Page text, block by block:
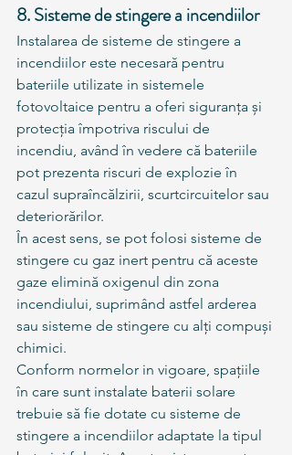
8. Sisteme de stingere a incendiilor
Instalarea de sisteme de stingere a
incendiilor este necesară pentru
bateriile utilizate in sistemele
fotovoltaice pentru a oferi siguranța și
protecția împotriva riscului de
incendiu, având în vedere că bateriile
pot prezenta riscuri de explozie în
cazul supraîncălzirii, scurtcircuitelor sau
deteriorărilor.
În acest sens, se pot folosi sisteme de
stingere cu gaz inert pentru că aceste
gaze elimină oxigenul din zona
incendiului, suprimând astfel arderea
sau sisteme de stingere cu alți compuși
chimici.
Conform normelor in vigoare, spațiile
în care sunt instalate baterii solare
trebuie să fie dotate cu sisteme de
stingere a incendiilor adaptate la tipul